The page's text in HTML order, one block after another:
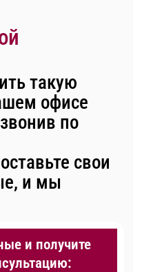
такую
офисе
по
свои
и мы
и получите